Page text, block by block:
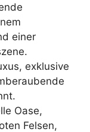
einer
exklusive
Oase,
Felsen,